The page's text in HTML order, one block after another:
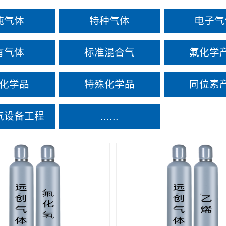
气体 特种气体 电子
气体 标准混合气 氟化学
学品 特殊化学品 同位素
设备工程 ......